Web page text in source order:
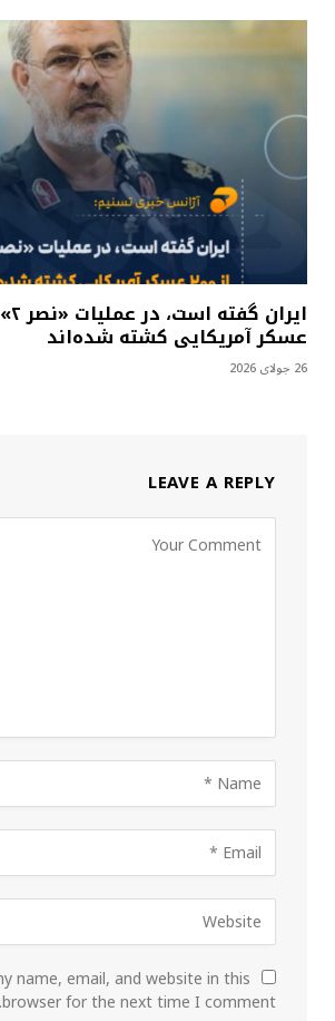
عسکر آمریکایی کشته شده‌اند
26 جولای 2026
LEAVE A REPLY
name, email, and website in this
browser for the next time I comment.